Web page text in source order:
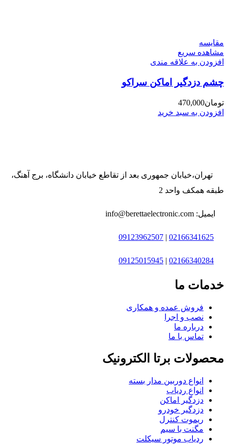
مقایسه
مشاهده سریع
افزودن به علاقه مندی
چشم دزدگیر اماکن سراکو
تومان470,000
افزودن به سبد خرید
تهران،خیابان جمهوری بعد از تقاطع خیابان دانشگاه، برج آهنگ،
طبقه همکف واحد 2
ایمیل: info@berettaelectronic.com
02166341625
|
09123962507
02166340284
|
09125015945
خدمات ما
فروش عمده و همکاری
نصب و اجرا
درباره ما
تماس با ما
محصولات برتا الکترونیک
انواع دوربین مدار بسته
انواع ردیاب
دزدگیر اماکن
دزدگیر خودرو
ریموت کنترل
مگنت با سیم
ردیاب موتور سیکلت